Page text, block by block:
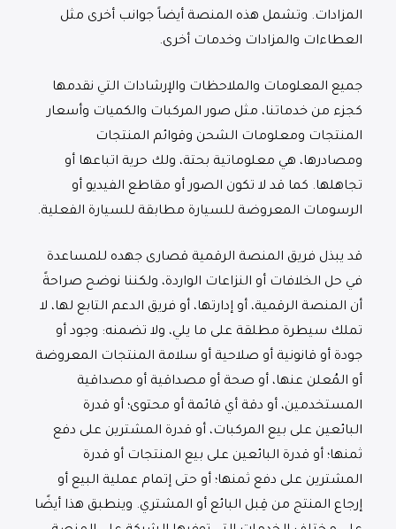
المزادات. وتشمل هذه المنصة أيضاً جوانب أخرى مثل
العطاءات والمزادات وخدمات أخرى.
جميع المعلومات والملاحظات والإرشادات التي نقدمها
كجزء من خدماتنا، مثل صور المركبات والكميات وأسعار
المنتجات ومعلومات الشحن وقوائم المنتجات
ومصادرها، هي معلوماتية بحتة، ولك حرية اتباعها أو
تجاهلها. كما قد لا تكون الصور أو مقاطع الفيديو أو
الرسومات المعروضة للسيارة مطابقة للسيارة الفعلية.
قد يبذل فريق المنصة الرقمية قصارى جهده للمساعدة
في حل الخلافات أو النزاعات الواردة، ولكننا نوضح صراحةً
أن المنصة الرقمية، أو إدارتها، أو فريق الدعم التابع لها، لا
تملك سيطرة مطلقة على ما يلي، ولا تضمنه: وجود أو
جودة أو قانونية أو صلاحية أو سلامة المنتجات المعروضة
أو المُعلن عنها، أو صحة أو مصداقية أو مصداقية
المستخدمين، أو دقة أي قائمة أو محتوى؛ أو قدرة
البائعين على بيع المركبات، أو قدرة المشترين على دفع
ثمنها؛ أو قدرة البائعين على بيع المنتجات أو قدرة
المشترين على دفع ثمنها؛ أو حتى إتمام عملية البيع أو
إرجاع المنتج من قِبل البائع أو المشتري. وينطبق هذا أيضًا